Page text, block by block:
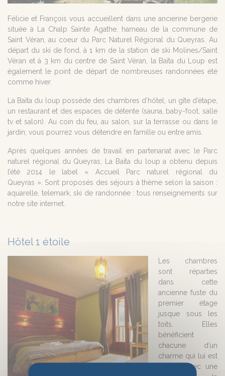
Félicie et François vous accueillent dans une ancienne bergerie
située à La Chalp Sainte Agathe, hameau de la commune de
Saint Véran, au coeur du Parc Naturel Régional du Queyras. Au
départ du ski de fond, à 1 km de la station de ski Molines/Saint
Véran et à 3 km du centre de Saint Véran, la Baïta du Loup est
également le point de départ de nombreuses randonnées été
comme hiver.
La Baïta du loup possède des chambres d’hôtel, un gîte d’étape,
un restaurant et des espaces de détente (sauna, baby-foot, salle
tv et salon). Au coin du feu, au salon, sur la terrasse ou dans le
jardin; vous pourrez vous détendre en famille ou entre amis.
Après quelques années de travail en partenariat avec le Parc
naturel régional du Queyras, La Baïta du loup a obtenu depuis
l’été 2014 le label « Accueil Parc naturel régional du
Queyras ». Sont proposés des séjours à thème selon la saison :
aquarelle, telemark, ski de randonnée : tous renseignements sur
notre site internet.
Hôtel 1 étoile
Les chambres
sont réparties
dans cette
ancienne fuste du
premier étage
jusque sous les
toits. Elles
bénéficient
chacune d’un
charme qui lui est
propre avec une